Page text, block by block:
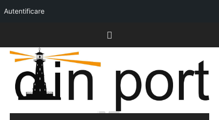
Autentificare
content